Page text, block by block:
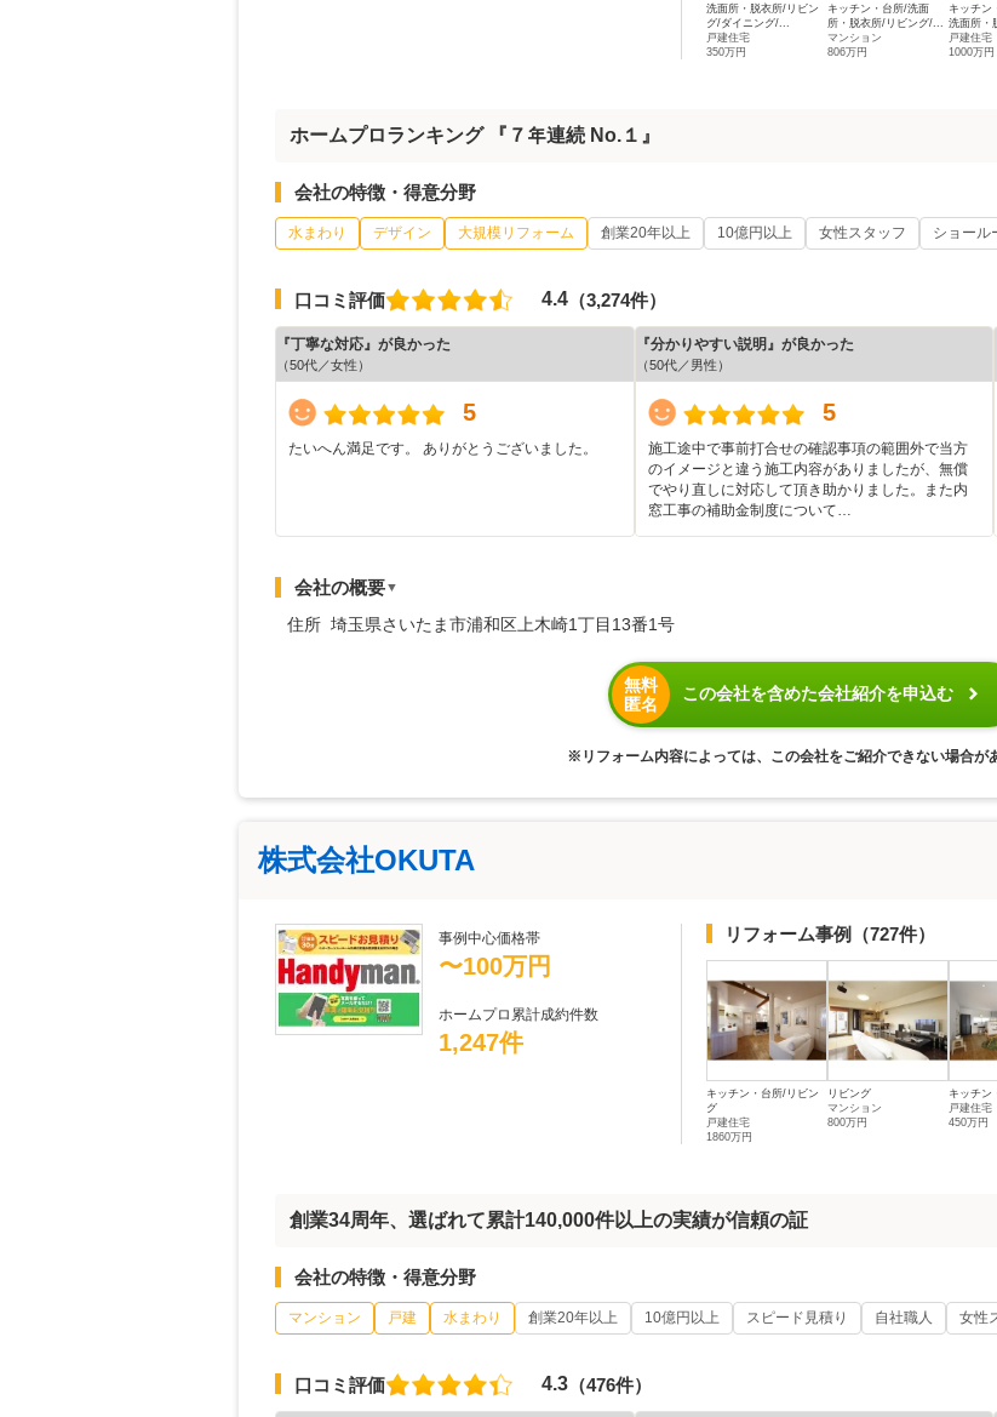
洗面所・脱衣所/リビン
グ/ダイニング/...
戸建住宅
350万円
キッチン・台所/洗面
所・脱衣所/リビング/...
マンション
806万円
キッチン
洗面所・
戸建住宅
1000万円
ホームプロランキング 『７年連続 No.１』
会社の特徴・得意分野
水まわり デザイン 大規模リフォーム 創業20年以上 10億円以上 女性スタッフ ショール
口コミ評価 4.4 （3,274件）
『丁寧な対応』が良かった
（50代／女性）
5
たいへん満足です。 ありがとうございました。
『分かりやすい説明』が良かった
（50代／男性）
5
施工途中で事前打合せの確認事項の範囲外で当方
のイメージと違う施工内容がありましたが、無償
でやり直しに対応して頂き助かりました。また内
窓工事の補助金制度について…
会社の概要▼
住所 埼玉県さいたま市浦和区上木崎1丁目13番1号
無料
匿名
この会社を含めた会社紹介を申込む
※リフォーム内容によっては、この会社をご紹介できない場合が
株式会社OKUTA
事例中心価格帯
〜100万円
ホームプロ累計成約件数
1,247件
リフォーム事例 （727件）
キッチン・台所/リビン
グ
戸建住宅
1860万円
リビング
マンション
800万円
キッチン
戸建住宅
450万円
創業34周年、選ばれて累計140,000件以上の実績が信頼の証
会社の特徴・得意分野
マンション 戸建 水まわり 創業20年以上 10億円以上 スピード見積り 自社職人 女性
口コミ評価 4.3 （476件）